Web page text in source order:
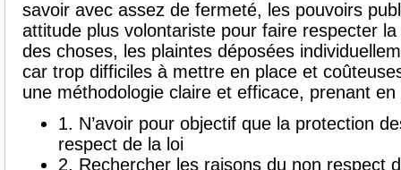
savoir avec assez de fermeté, les pouvoirs
attitude plus volontariste pour faire respecter la
des choses, les plaintes déposées
car trop difficiles à mettre en place et
une méthodologie claire et efficace, prenant
1. N’avoir pour objectif que la protection
respect de la loi
2. Rechercher les raisons du non respect